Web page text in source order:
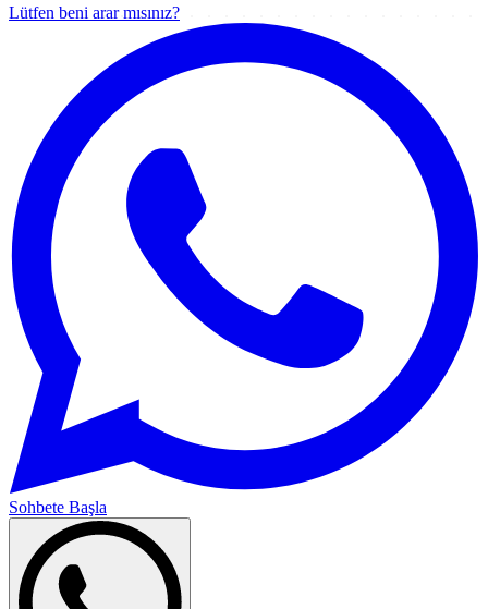
Lütfen beni arar mısınız?
Sohbete Başla